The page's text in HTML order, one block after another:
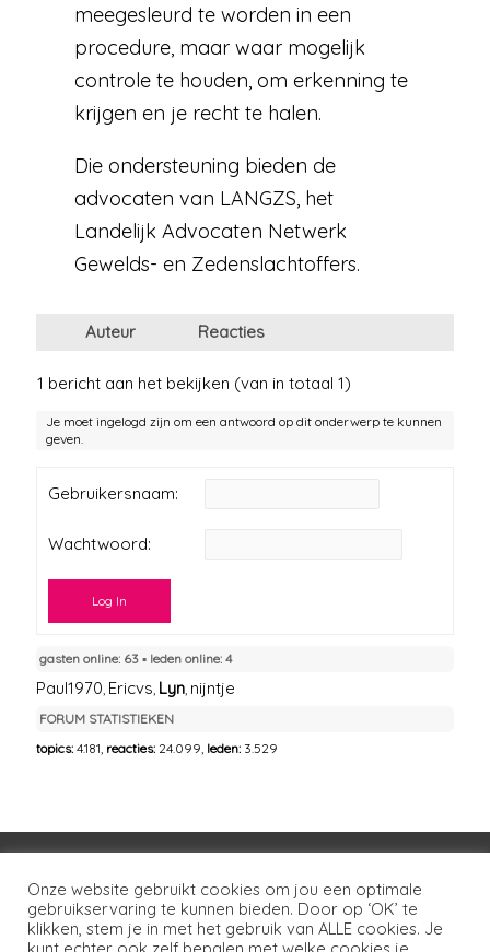
meegesleurd te worden in een
procedure, maar waar mogelijk
controle te houden, om erkenning te
krijgen en je recht te halen.
Die ondersteuning bieden de
advocaten van LANGZS, het
Landelijk Advocaten Netwerk
Gewelds- en Zedenslachtoffers.
Auteur Reacties
1 bericht aan het bekijken (van in totaal 1)
Je moet ingelogd zijn om een antwoord op dit onderwerp te kunnen
geven.
Gebruikersnaam:
Wachtwoord:
Log In
gasten online: 63 ▪︎ leden online: 4
Paul1970 Ericvs Lyn nijntje
FORUM STATISTIEKEN
topics:4.181, reacties: 24.099, leden: 3.529
Voorwaarden Huisregels
Privacybeleid
Disclaimer
Over LSG Ons netwerk Contact
Onze website gebruikt cookies om jou een optimale
gebruikservaring te kunnen bieden. Door op ‘OK’ te
klikken, stem je in met het gebruik van ALLE cookies. Je